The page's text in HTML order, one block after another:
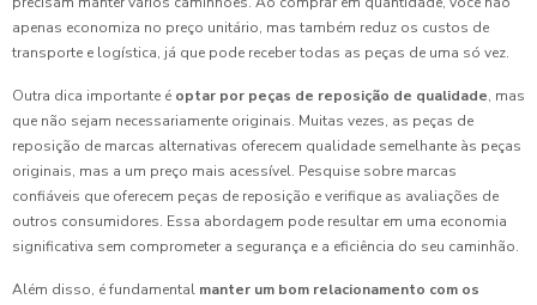
apenas economiza no preço unitário, mas também reduz os custos de
transporte e logística, já que pode receber todas as peças de uma só vez.
Outra dica importante é optar por peças de reposição de qualidade, mas
que não sejam necessariamente originais. Muitas vezes, as peças de
reposição de marcas alternativas oferecem qualidade semelhante às peças
originais, mas a um preço mais acessível. Pesquise sobre marcas
confiáveis que oferecem peças de reposição e verifique as avaliações de
outros consumidores. Essa abordagem pode resultar em uma economia
significativa sem comprometer a segurança e a eficiência do seu caminhão.
Além disso, é fundamental manter um bom relacionamento com os